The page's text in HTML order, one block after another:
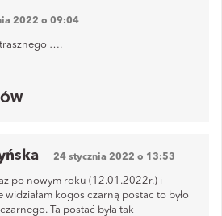
2022 o 09:04
….
24 stycznia 2022 o 13:53
po nowym roku (12.01.2022r.) i
widziałam kogos czarną postac to było
Ta postać była tak